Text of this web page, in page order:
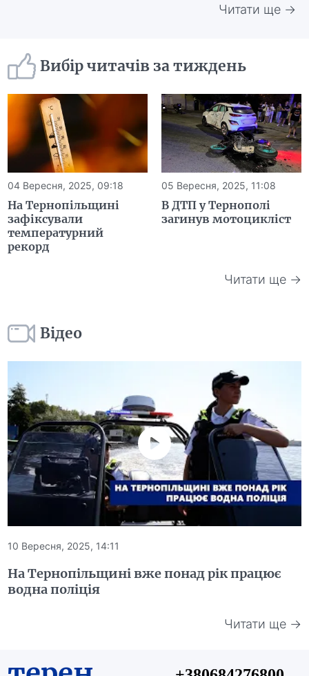
Читати ще →
Вибір читачів за тиждень
04 Вересня, 2025, 09:18
На Тернопільщині
зафіксували
температурний
рекорд
05 Вересня, 2025, 11:08
В ДТП у Тернополі
загинув мотоцикліст
Читати ще →
Відео
10 Вересня, 2025, 14:11
На Тернопільщині вже понад рік працює
водна поліція
Читати ще →